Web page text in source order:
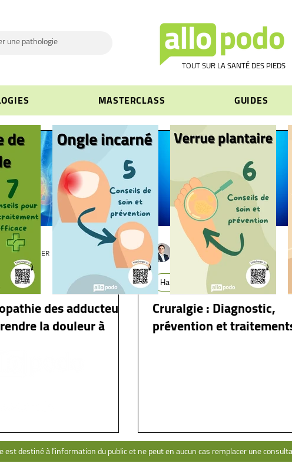
TOUT SUR LA SANTÉ DES PIEDS
MASTERCLASS GUIDES
des adducteurs
la douleur à
SCHLIENGER
Cruralgie : Diagnostic,
prévention et
Hanche
Pierre SCHLIENGER
est destiné à l’information du public et ne peut en aucun cas remplacer une